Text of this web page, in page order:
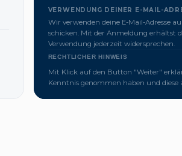
VERWENDUNG DEINER E-MAIL-
Wir verwenden deine E-Mail-Adresse
schicken. Mit der Anmeldung erhältst
Verwendung jederzeit widersprechen.
RECHTLICHER HINWEIS
Mit Klick auf den Button "Weiter"
Kenntnis genommen haben und diese